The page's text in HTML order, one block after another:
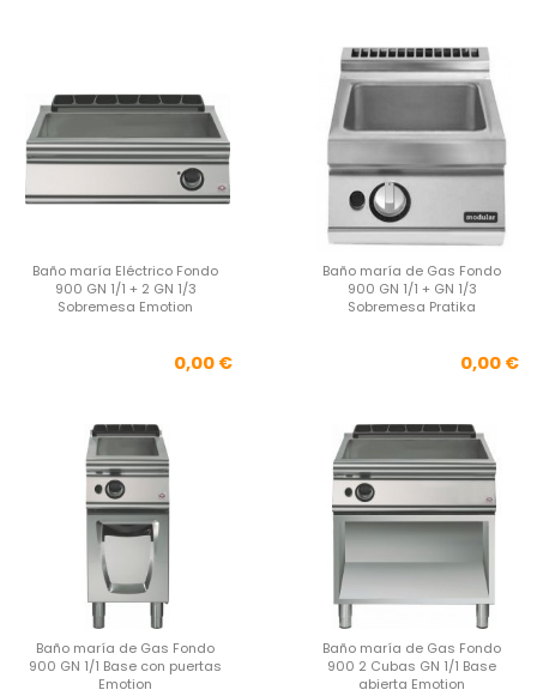
Baño maría Eléctrico Fondo
900 GN 1/1 + 2 GN 1/3
Sobremesa Emotion
Precio
0,00 €
Baño maría de Gas Fondo
900 GN 1/1 + GN 1/3
Sobremesa Pratika
0,00 €
Baño maría de Gas Fondo
900 GN 1/1 Base con puertas
Emotion
Baño maría de Gas Fondo
900 2 Cubas GN 1/1 Base
abierta Emotion